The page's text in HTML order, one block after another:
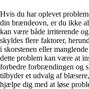
Hvis du har oplevet
din brændeovn, er du ikke
kan være både irriterende
skyldes flere faktorer,
i skorstenen eller
dette problem kan være at
forbedre forbrændingen og
tilbyder et udvalg af
hjælpe dig med at løse